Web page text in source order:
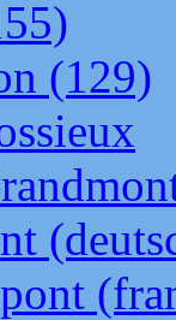
(129)